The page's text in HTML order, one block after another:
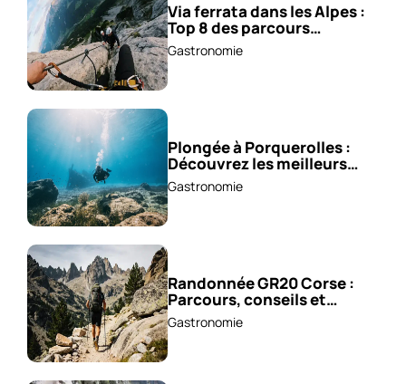
Via ferrata dans les Alpes :
Top 8 des parcours
sensationnels !
Gastronomie
Plongée à Porquerolles :
Découvrez les meilleurs
spots !
Gastronomie
Randonnée GR20 Corse :
Parcours, conseils et
astuces !
Gastronomie